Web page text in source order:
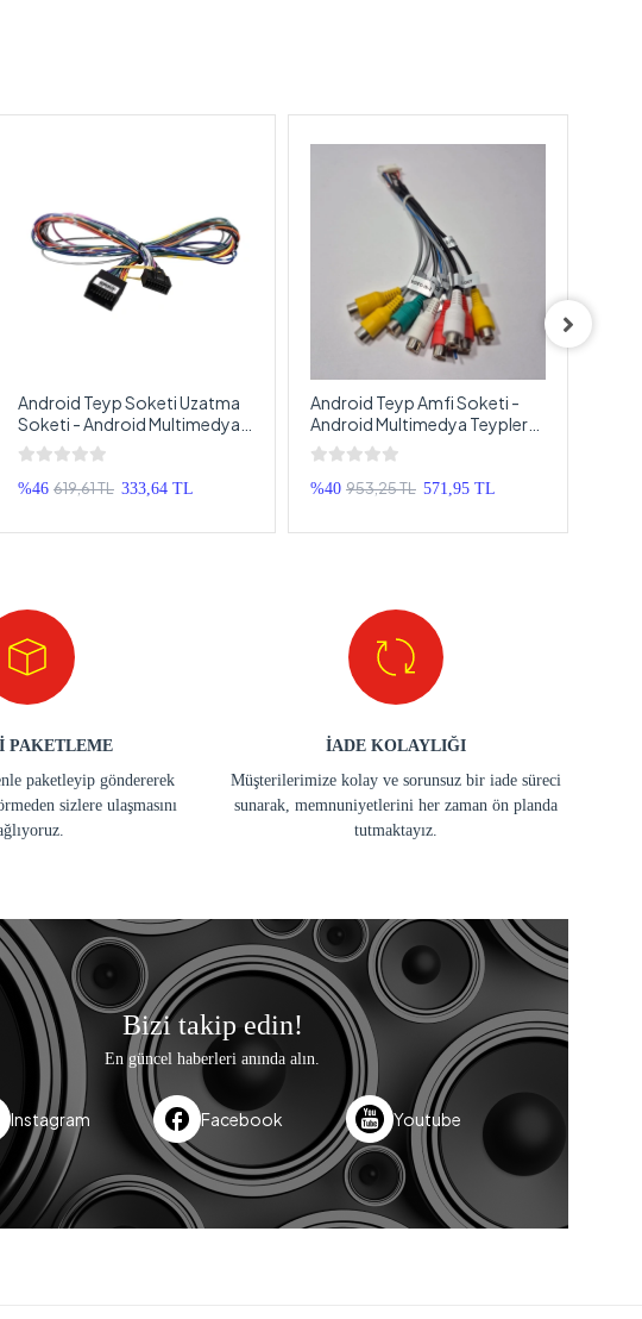
Android Teyp Soketi Uzatma
Soketi - Android Multimedya
Teyp Soketi Uzatma Soketi
%46 619,61 TL 333,64 TL
Android Teyp Amfi Soketi -
Android Multimedya Teypler
İçin Anfi Soketi - Android Oem
Double Teyp Amfi Bağlantı
Kablosu
%40 953,25 TL 571,95 TL
PAKETLEME
paketleyip göndererek
sizlere ulaşmasını
İADE KOLAYLIĞI
Müşterilerimize kolay ve sorunsuz bir iade süreci
sunarak, memnuniyetlerini her zaman ön planda
tutmaktayız.
Bizi takip edin!
En güncel haberleri anında alın.
Instagram Facebook Youtube